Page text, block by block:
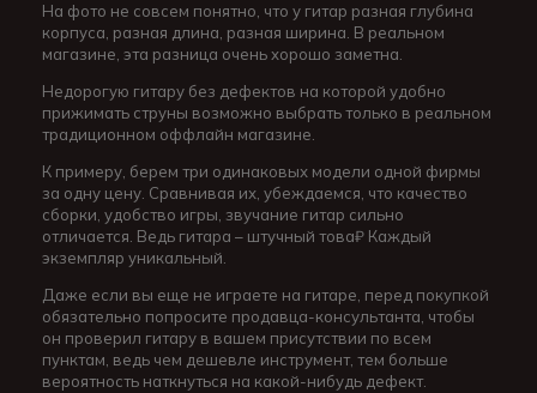
На фото не совсем понятно, что у гитар разная глубина
корпуса, разная длина, разная ширина. В реальном
магазине, эта разница очень хорошо заметна.
Недорогую гитару без дефектов на которой удобно
прижимать струны возможно выбрать только в реальном
традиционном оффлайн магазине.
К примеру, берем три одинаковых модели одной фирмы
за одну цену. Сравнивая их, убеждаемся, что качество
сборки, удобство игры, звучание гитар сильно
отличается. Ведь гитара – штучный това₽ Каждый
экземпляр уникальный.
Даже если вы еще не играете на гитаре, перед покупкой
обязательно попросите продавца-консультанта, чтобы
он проверил гитару в вашем присутствии по всем
пунктам, ведь чем дешевле инструмент, тем больше
вероятность наткнуться на какой-нибудь дефект.